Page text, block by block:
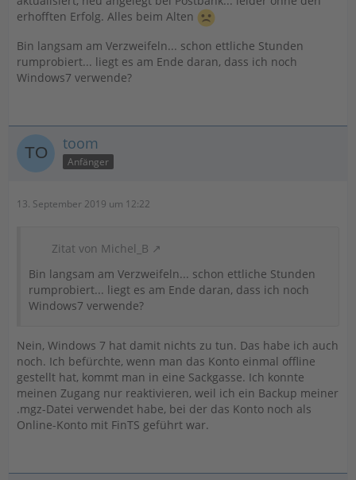
37010050 - weiter - PIN/TAN - weiter - Eingabe der
Postbank-ID - weiter) erhalte ich die Fehlermeldung:
"Bankleitzahl stimmt nicht mit dem zu bearbeitenden
Kontakt überein"
Meldung: "Sicherheitsfunktion muss ausgewählt
werdern"
Postbank-Kontakt anzulegen.
meiner ID anmelden. Habs sowohl mit BestSign als auch
mit Mobile-Tan als favorisiertem Verfahren probiert, die
Fehlermeldungen sind immer die gleichen.
Was mach ich falsch oder anders als ihr?
erhofften Erfolg. Alles beim Alten
Bin langsam am Verzweifeln... schon ettliche Stunden
rumprobiert... liegt es am Ende daran, dass ich noch
Windows7 verwende?
toom
Anfänger
13. September 2019 um 12:22
Zitat von Michel_B
Bin langsam am Verzweifeln... schon ettliche Stunden
rumprobiert... liegt es am Ende daran, dass ich noch
Windows7 verwende?
Nein, Windows 7 hat damit nichts zu tun. Das habe ich auch
noch. Ich befürchte, wenn man das Konto einmal offline
gestellt hat, kommt man in eine Sackgasse. Ich konnte
meinen Zugang nur reaktivieren, weil ich ein Backup meiner
.mgz-Datei verwendet habe, bei der das Konto noch als
Online-Konto mit FinTS geführt war.